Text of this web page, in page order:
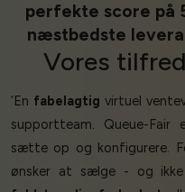
perfekte score på
næstbedste
Vores
‘En fabelagtig virtuel
supportteam. Queue-Fair
sætte op og konfigurere.
ønsker at sælge - og ikke